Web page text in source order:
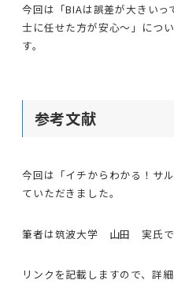
今回は「BIAは誤差が大きい
士に任せた方が安心〜」につ
す。
参考文献
今回は「イチからわかる！サ
ていただきました。
筆者は筑波大学 山田 実氏で
リンクを記載しますので、詳